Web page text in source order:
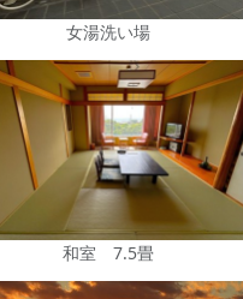
女湯洗い場
和室 7.5畳